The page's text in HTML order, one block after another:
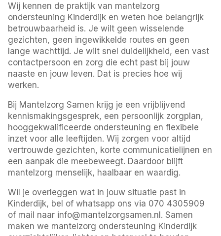
Wij kennen de praktijk van mantelzorg
ondersteuning Kinderdijk en weten hoe belangrijk
betrouwbaarheid is. Je wilt geen wisselende
gezichten, geen ingewikkelde routes en geen
lange wachttijd. Je wilt snel duidelijkheid, een vast
contactpersoon en zorg die echt past bij jouw
naaste en jouw leven. Dat is precies hoe wij
werken.
Bij Mantelzorg Samen krijg je een vrijblijvend
kennismakingsgesprek, een persoonlijk zorgplan,
hooggekwalificeerde ondersteuning en flexibele
inzet voor alle leeftijden. Wij zorgen voor altijd
vertrouwde gezichten, korte communicatielijnen en
een aanpak die meebeweegt. Daardoor blijft
mantelzorg menselijk, haalbaar en waardig.
Wil je overleggen wat in jouw situatie past in
Kinderdijk, bel of whatsapp ons via 070 4305909
of mail naar info@mantelzorgsamen.nl. Samen
maken we mantelzorg ondersteuning Kinderdijk